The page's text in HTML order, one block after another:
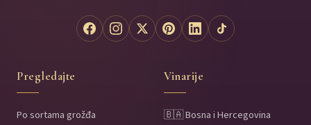
Pregledajte
Po sortama grožđa
Vinarije
🇧🇦 Bosna i Hercegovina